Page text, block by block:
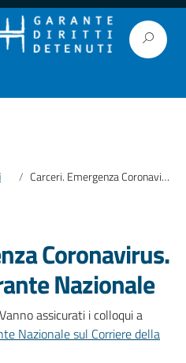
Carceri. Emergenza Coronavirus. Intervista al Garante Nazionale
Coronavirus.
Nazionale
assicurati i colloqui a
Nazionale sul Corriere della